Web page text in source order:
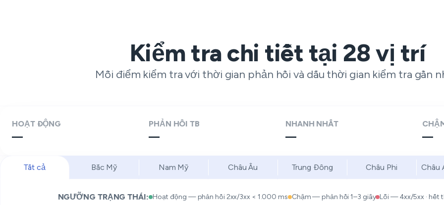
Kiểm tra chi tiết tại 28vị trí
Mỗi điểm kiểm tra với thời gian phản hồi và dấu thời gian kiểm tra gần
HOẠT ĐỘNG
—
PHẢN HỒI TB
—
NHANH NHẤT
— —
Tất cả Bắc Mỹ Nam Mỹ Châu Âu Trung Đông Châu Phi Châu
NGƯỠNG TRẠNG THÁI: Hoạt động — phản hồi 2xx/3xx < 1.000 ms Chậm — phản hồi 1–3 giây Lỗi — 4xx/5xx · hết